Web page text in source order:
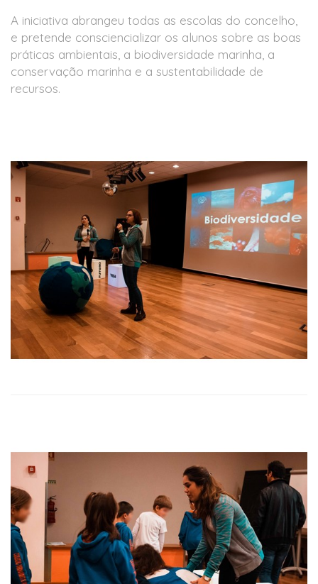
A iniciativa abrangeu todas as escolas do concelho,
e pretende consciencializar os alunos sobre as boas
práticas ambientais, a biodiversidade marinha, a
conservação marinha e a sustentabilidade de
recursos.